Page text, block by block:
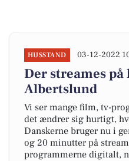
HUSSTAND 03-12-2022
Der streames på
Albertslund
Vi ser mange film, tv-
det ændrer sig hurtigt,
Danskerne bruger nu i
og 20 minutter på
programmerne digitalt,